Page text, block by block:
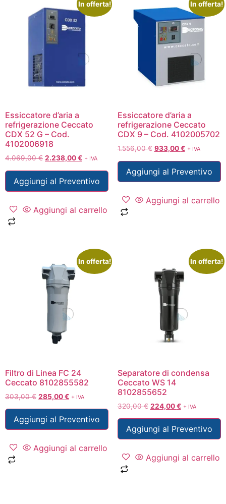
In offerta!
Essiccatore d’aria a
refrigerazione Ceccato
CDX 52 G – Cod.
4102006918
4.069,00€ 2.238,00€ + IVA
Aggiungi al Preventivo
Aggiungi al carrello
In offerta!
Essiccatore d’aria a
refrigerazione Ceccato
CDX 9 – Cod. 4102005702
1.556,00€ 933,00€ + IVA
Aggiungi al Preventivo
Aggiungi al carrello
In offerta!
Filtro di Linea FC 24
Ceccato 8102855582
303,00€ 285,00€ + IVA
Aggiungi al Preventivo
Aggiungi al carrello
In offerta!
Separatore di condensa
Ceccato WS 14
8102855652
320,00€ 224,00€ + IVA
Aggiungi al Preventivo
Aggiungi al carrello